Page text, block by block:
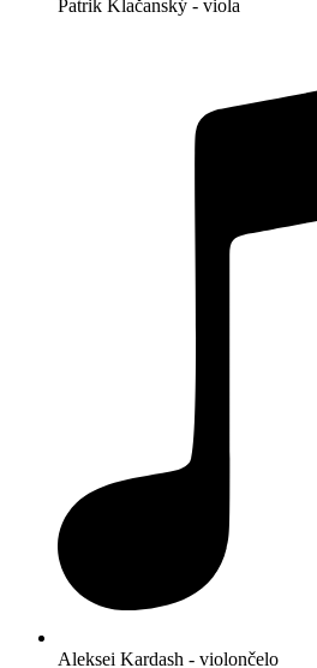
Patrik Klačanský - viola
Aleksei Kardash - violončelo